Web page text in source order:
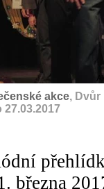
akce, Dvůr
března